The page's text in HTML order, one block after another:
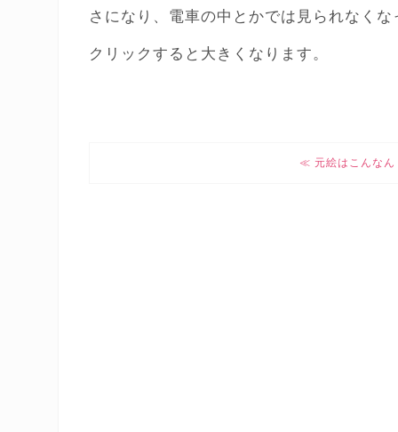
さになり、電車の中とかでは見られなく
クリックすると大きくなります。
元絵はこんなん